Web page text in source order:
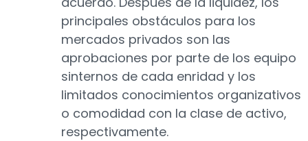
principales obstáculos para los
mercados privados son las
aprobaciones por parte de los equipo
sinternos de cada enridad y los
limitados conocimientos organizativos
o comodidad con la clase de activo,
respectivamente.